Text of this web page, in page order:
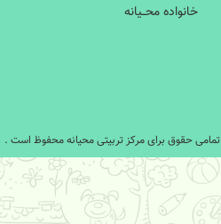
خانواده محــیانه
تمامی حقوق برای مرکز تربیتی محیانه محفوظ است .